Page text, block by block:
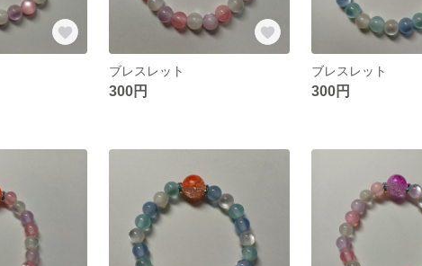
ブレスレット
300円
ブレスレット
300円